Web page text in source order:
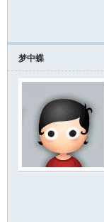
梦中蝶